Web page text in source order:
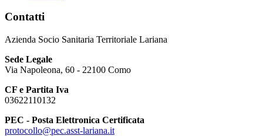
Contatti
Azienda Socio Sanitaria Territoriale Lariana
Sede Legale
Via Napoleona, 60 - 22100 Como
CF e Partita Iva
03622110132
PEC - Posta Elettronica Certificata
protocollo@pec.asst-lariana.it